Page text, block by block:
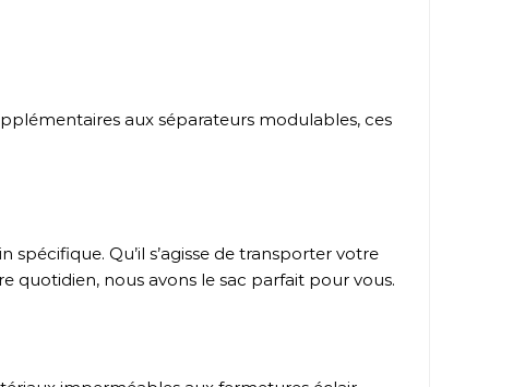
aux séparateurs modulables, ces
Qu’il s’agisse de transporter votre
quotidien, nous avons le sac parfait pour vous.